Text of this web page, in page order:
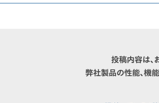
投稿内容は、
弊社製品の性能、機